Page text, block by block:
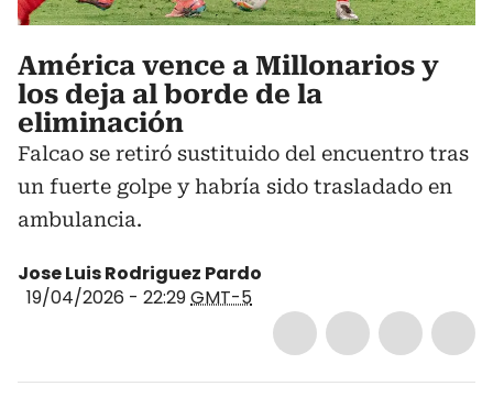
América vence a Millonarios y
los deja al borde de la
eliminación
Falcao se retiró sustituido del encuentro tras
un fuerte golpe y habría sido trasladado en
ambulancia.
Jose Luis Rodriguez Pardo
19/04/2026 - 22:29GMT-5